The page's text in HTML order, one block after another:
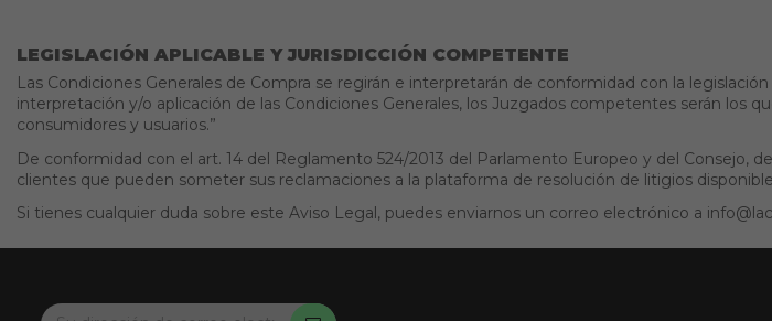
LEGISLACIÓN APLICABLE Y JURISDICCIÓN COMPETENTE
Las Condiciones Generales de Compra se regirán e interpretarán de conformidad con la
interpretación y/o aplicación de las Condiciones Generales, los Juzgados competentes serán los
consumidores y usuarios.”
De conformidad con el art. 14 del Reglamento 524/2013 del Parlamento Europeo y del Consejo,
clientes que pueden someter sus reclamaciones a la plataforma de resolución de litigios
Si tienes cualquier duda sobre este Aviso Legal, puedes enviarnos un correo electrónico a